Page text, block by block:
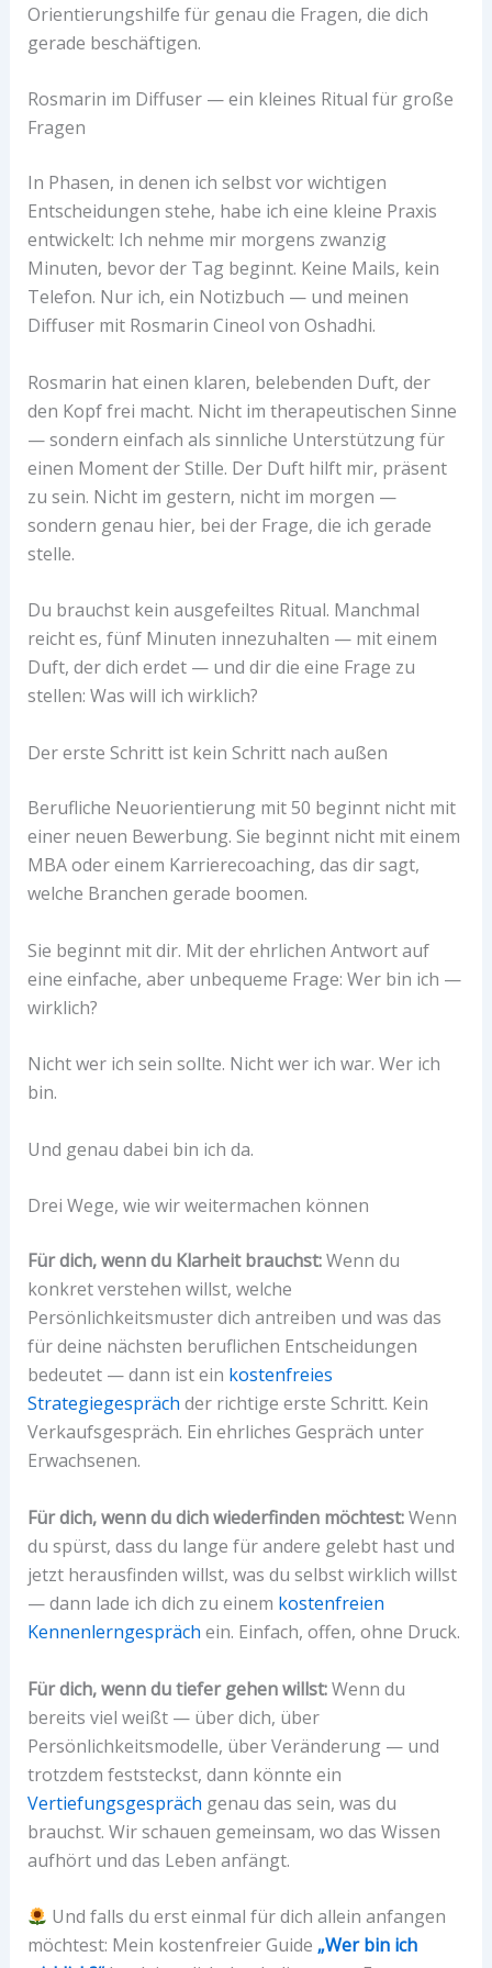
Orientierungshilfe für genau die Fragen, die dich
gerade beschäftigen.
Rosmarin im Diffuser — ein kleines Ritual für große
Fragen
In Phasen, in denen ich selbst vor wichtigen
Entscheidungen stehe, habe ich eine kleine Praxis
entwickelt: Ich nehme mir morgens zwanzig
Minuten, bevor der Tag beginnt. Keine Mails, kein
Telefon. Nur ich, ein Notizbuch — und meinen
Diffuser mit Rosmarin Cineol von Oshadhi.
Rosmarin hat einen klaren, belebenden Duft, der
den Kopf frei macht. Nicht im therapeutischen Sinne
— sondern einfach als sinnliche Unterstützung für
einen Moment der Stille. Der Duft hilft mir, präsent
zu sein. Nicht im gestern, nicht im morgen —
sondern genau hier, bei der Frage, die ich gerade
stelle.
Du brauchst kein ausgefeiltes Ritual. Manchmal
reicht es, fünf Minuten innezuhalten — mit einem
Duft, der dich erdet — und dir die eine Frage zu
stellen: Was will ich wirklich?
Der erste Schritt ist kein Schritt nach außen
Berufliche Neuorientierung mit 50 beginnt nicht mit
einer neuen Bewerbung. Sie beginnt nicht mit einem
MBA oder einem Karrierecoaching, das dir sagt,
welche Branchen gerade boomen.
Sie beginnt mit dir. Mit der ehrlichen Antwort auf
eine einfache, aber unbequeme Frage: Wer bin ich —
wirklich?
Nicht wer ich sein sollte. Nicht wer ich war. Wer ich
bin.
Und genau dabei bin ich da.
Drei Wege, wie wir weitermachen können
Für dich, wenn du Klarheit brauchst:Wenn du
konkret verstehen willst, welche
Persönlichkeitsmuster dich antreiben und was das
für deine nächsten beruflichen Entscheidungen
bedeutet — dann ist ein kostenfreies
Strategiegespräch der richtige erste Schritt. Kein
Verkaufsgespräch. Ein ehrliches Gespräch unter
Erwachsenen.
Für dich, wenn du dich wiederfinden möchtest:Wenn
du spürst, dass du lange für andere gelebt hast und
jetzt herausfinden willst, was du selbst wirklich willst
— dann lade ich dich zu einem kostenfreien
Kennenlerngespräch ein. Einfach, offen, ohne Druck.
Für dich, wenn du tiefer gehen willst:Wenn du
bereits viel weißt — über dich, über
Persönlichkeitsmodelle, über Veränderung — und
trotzdem feststeckst, dann könnte ein
Vertiefungsgespräch genau das sein, was du
brauchst. Wir schauen gemeinsam, wo das Wissen
aufhört und das Leben anfängt.
Und falls du erst einmal für dich allein anfangen
möchtest: Mein kostenfreier Guide „Wer bin ich